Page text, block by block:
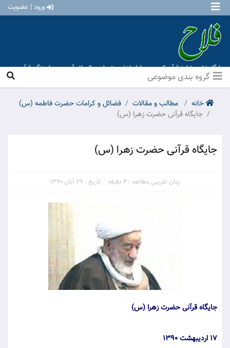
ورود | عضویت
پایگاه نشر و تبلیغ قرآن کریم و معارف اهل بیت علیهم السلام [ موسسه فرهنگی قرآن و
عترت منهاج عشق آباد ]
خانه مطالب و مقالات
فضائل و کرامات حضرت فاطمه (س)
جايگاه قرآنی حضرت زهرا (س)
جايگاه قرآنی حضرت زهرا (س)
زمان تقریبی مطالعه : 4 دقیقه تاریخ : 29 آبان 1390
جايگاه قرآنی حضرت زهرا (س)
۱۷ ارديبهشت ۱۳۹۰